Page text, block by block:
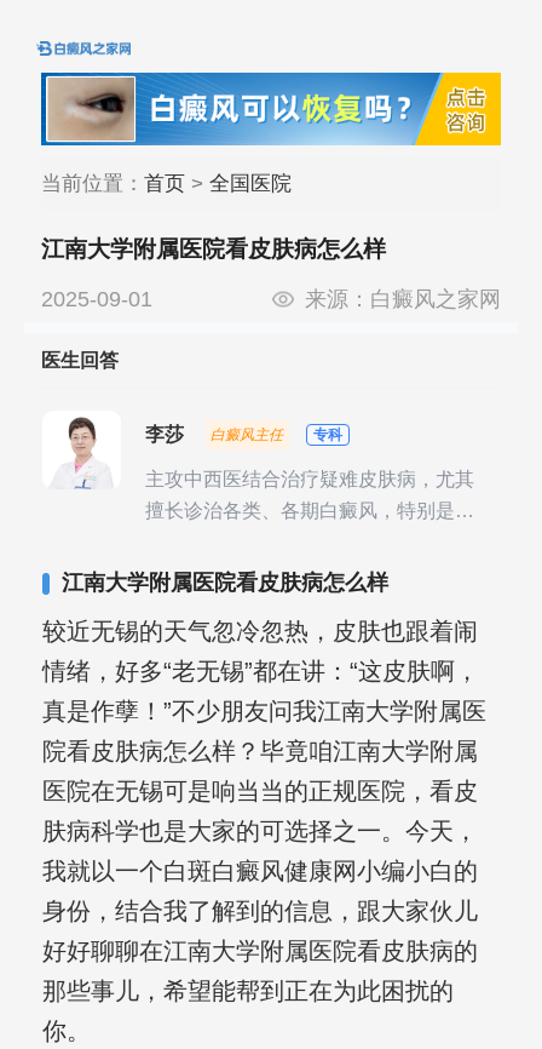
当前位置： 首页> 全国医院
江南大学附属医院看皮肤病怎么样
2025-09-01 来源： 白癜风之家网
医生回答
李莎 白癜风主任 专科
主攻中西医结合治疗疑难皮肤病，尤其
擅长诊治各类、各期白癜风，特别是对
复发期;临床运用中医的辨证施治，理法
江南大学附属医院看皮肤病怎么样
较近无锡的天气忽冷忽热，皮肤也跟着闹
情绪，好多“老无锡”都在讲：“这皮肤啊，
真是作孽！”不少朋友问我江南大学附属医
院看皮肤病怎么样？毕竟咱江南大学附属
医院在无锡可是响当当的正规医院，看皮
肤病科学也是大家的可选择之一。今天，
我就以一个白斑白癜风健康网小编小白的
身份，结合我了解到的信息，跟大家伙儿
好好聊聊在江南大学附属医院看皮肤病的
那些事儿，希望能帮到正在为此困扰的
你。